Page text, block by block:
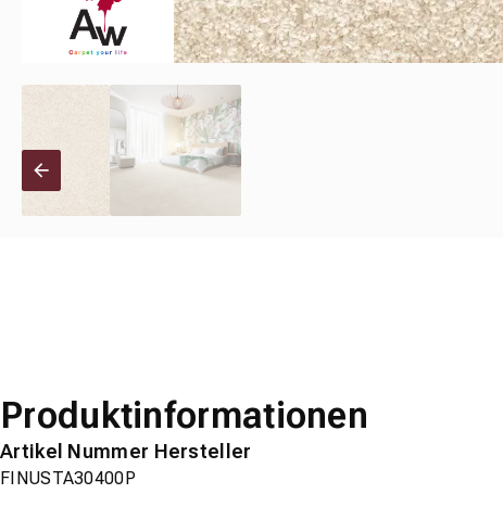
Produktinformationen
Artikel Nummer Hersteller
FINUSTA30400P